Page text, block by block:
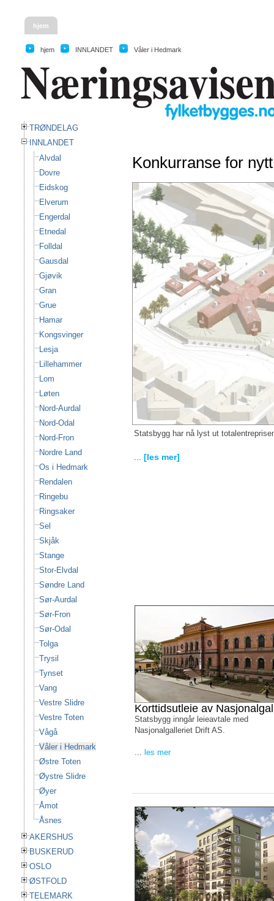
hjem
hjem INNLANDET Våler i Hedmark
TRØNDELAG
INNLANDET
Alvdal
Dovre
Eidskog
Elverum
Engerdal
Etnedal
Folldal
Gausdal
Gjøvik
Gran
Grue
Hamar
Kongsvinger
Lesja
Lillehammer
Lom
Løten
Nord-Aurdal
Nord-Odal
Nord-Fron
Nordre Land
Os i Hedmark
Rendalen
Ringebu
Ringsaker
Sel
Skjåk
Stange
Stor-Elvdal
Søndre Land
Sør-Aurdal
Sør-Fron
Sør-Odal
Tolga
Trysil
Tynset
Vang
Vestre Slidre
Vestre Toten
Vågå
Våler i Hedmark
Østre Toten
Øystre Slidre
Øyer
Åmot
Åsnes
AKERSHUS
BUSKERUD
OSLO
ØSTFOLD
TELEMARK
Konkurranse for
Statsbygg har nå lyst ut
[les mer]
Korttidsutleie av
Statsbygg inngår leieavtale med
Nasjonalgalleriet Drift AS.
... les mer